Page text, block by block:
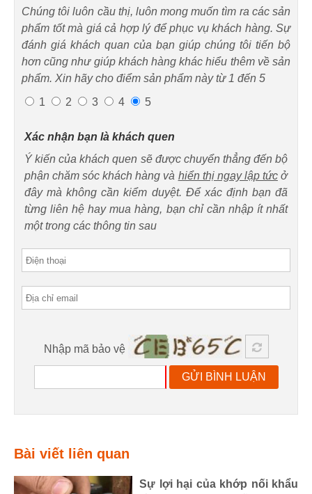
Chúng tôi luôn cầu thị, luôn mong muốn tìm ra các sản
phẩm tốt mà giá cả hợp lý để phục vụ khách hàng. Sự
đánh giá khách quan của bạn giúp chúng tôi tiến bộ
hơn cũng như giúp khách hàng khác hiểu thêm về sản
phẩm. Xin hãy cho điểm sản phẩm này từ 1 đến 5
1
2 3 4 5
Xác nhận bạn là khách quen
Ý kiến của khách quen sẽ được chuyển thẳng đến bộ
phận chăm sóc khách hàng và hiển thị ngay lập tứcở
đây mà không cần kiểm duyệt. Để xác định bạn đã
từng liên hệ hay mua hàng, bạn chỉ cần nhập ít nhất
một trong các thông tin sau
Nhập mã bảo vệ
GỬI BÌNH LUẬN
Bài viết liên quan
Sự lợi hại của khớp nối khẩu